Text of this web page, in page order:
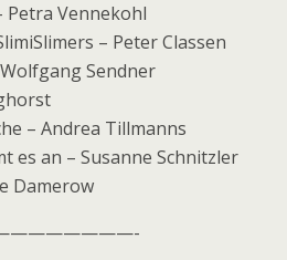
Petra Vennekohl
– Peter Classen
Sendner
– Andrea Tillmanns
es an – Susanne Schnitzler
Damerow